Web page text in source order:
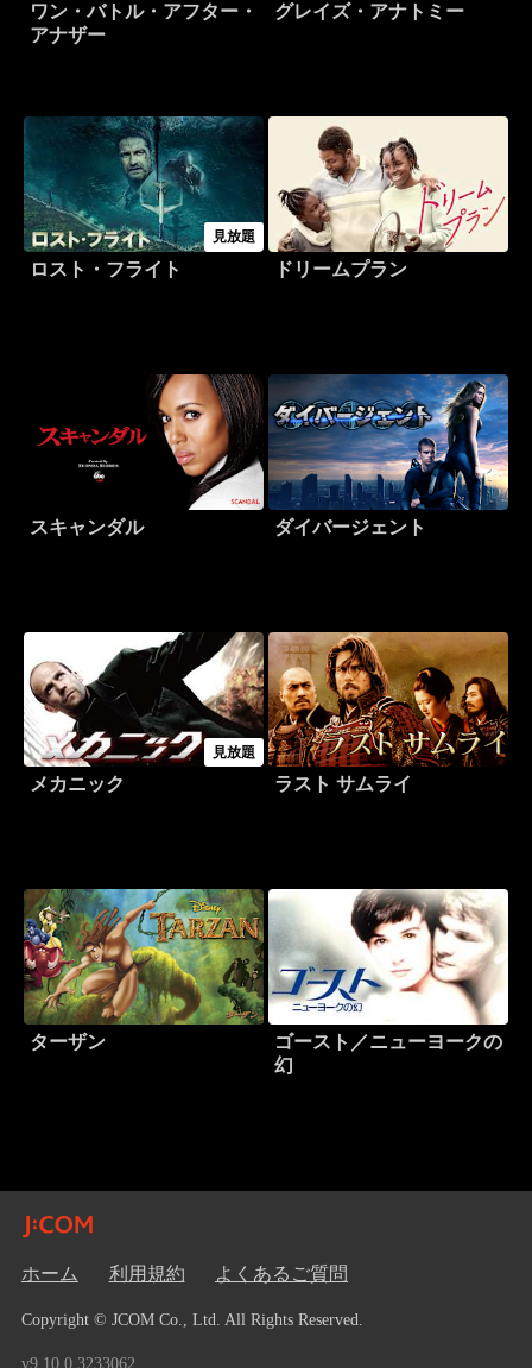
ワン・バトル・アフター・
アナザー
グレイズ・アナトミー
見放題
ロスト・フライト ドリームプラン
スキャンダル ダイバージェント
見放題
メカニック ラスト サムライ
ターザン
ゴースト／ニューヨークの
幻
ホーム 利用規約 よくあるご質問
Copyright © JCOM Co., Ltd. All Rights Reserved.
v9.10.0.3233062